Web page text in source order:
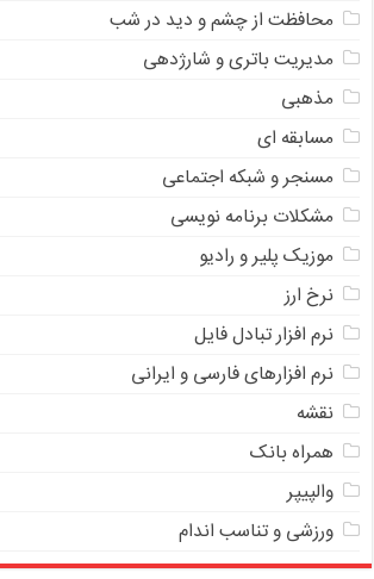
محافظت از چشم و دید در شب
مدیریت باتری و شارژدهی
مذهبی
مسابقه ای
مسنجر و شبکه اجتماعی
مشکلات برنامه نویسی
موزیک پلیر و رادیو
نرخ ارز
ﻧﺮﻡ ﺍﻓﺰﺍﺭ ﺗﺒﺎﺩﻝ ﻓﺎﻳﻞ
نرم افزارهای فارسی و ایرانی
نقشه
همراه بانک
والپیپر
ورزشی و تناسب اندام